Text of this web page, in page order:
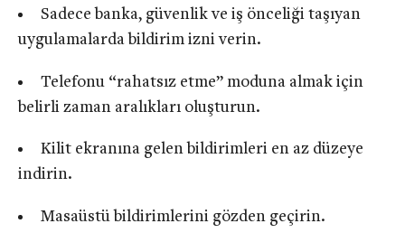
Sadece banka, güvenlik ve iş önceliği taşıyan
uygulamalarda bildirim izni verin.
Telefonu “rahatsız etme” moduna almak için
belirli zaman aralıkları oluşturun.
Kilit ekranına gelen bildirimleri en az düzeye
indirin.
Masaüstü bildirimlerini gözden geçirin.